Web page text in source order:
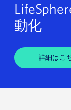
動化
詳細はこ